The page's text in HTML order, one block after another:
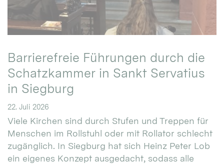
Barrierefreie Führungen durch die
Schatzkammer in Sankt Servatius
in Siegburg
22. Juli 2026
Viele Kirchen sind durch Stufen und Treppen für
Menschen im Rollstuhl oder mit Rollator schlecht
zugänglich. In Siegburg hat sich Heinz Peter Lob
ein eigenes Konzept ausgedacht, sodass alle